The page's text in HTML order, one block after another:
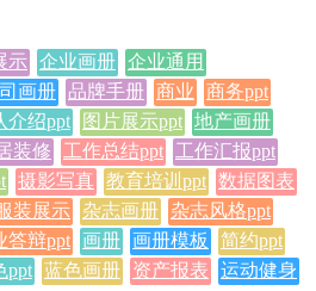
示 企业画册 企业通用
画册 品牌手册 商业
商务ppt
介绍ppt 图片展示ppt 地产画册
装修 工作总结ppt
工作汇报ppt
摄影写真 教育培训ppt 数据图表
装展示 杂志画册
杂志风格ppt
答辩ppt 画册 画册模板
简约ppt
ppt 蓝色画册 资产报表
运动健身